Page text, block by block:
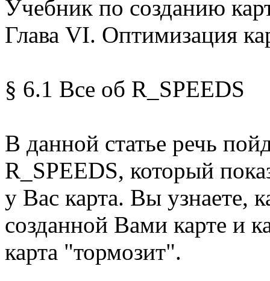
Учебник по созданию
Глава VI. Оптимизация
§ 6.1 Все об R_SPEEDS
В данной статье речь
R_SPEEDS, который
у Вас карта. Вы узнаете,
созданной Вами карте и
карта "тормозит".